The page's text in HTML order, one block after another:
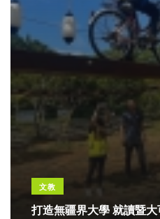
文教
打造無疆界大學 就讀暨